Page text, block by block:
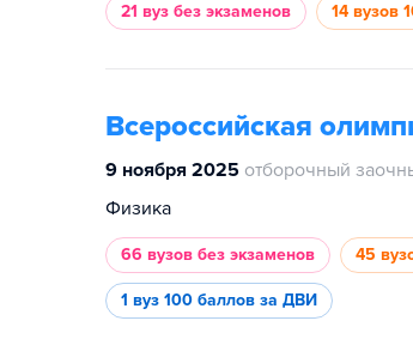
21 вуз без экзаменов 14 вузов
Всероссийская
9 ноября 2025 отборочный
Физика
66 вузов без экзаменов 45
1 вуз 100 баллов за ДВИ